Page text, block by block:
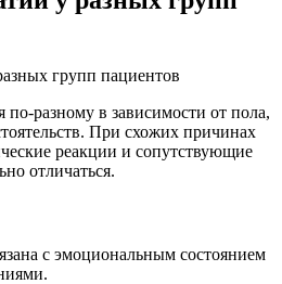
по-разному в зависимости от пола,
При схожих причинах
реакции и сопутствующие
отличаться.
с эмоциональным состоянием